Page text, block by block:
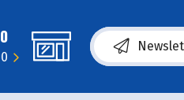
(s’ouvre dans